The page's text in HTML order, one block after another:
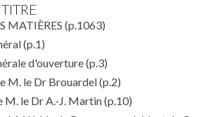
MATIÈRES (p.1063)
(p.1)
d'ouverture(p.3)
M. le Dr Brouardel(p.2)
M. le Dr A.-J. Martin(p.10)